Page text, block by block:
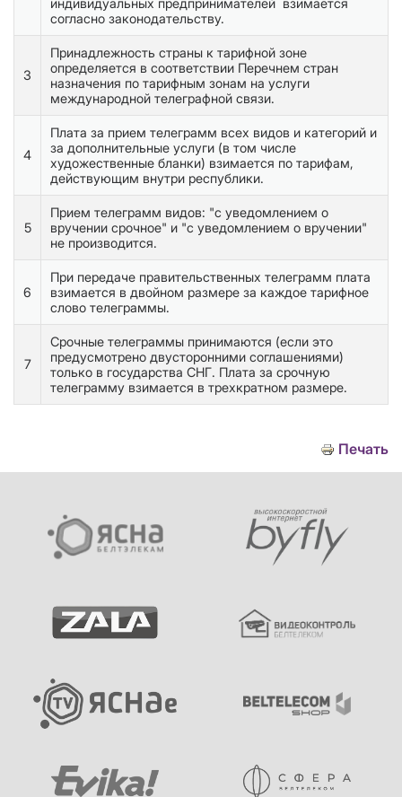
индивидуальных предпринимателей взимается
согласно законодательству.
3
Принадлежность страны к тарифной зоне
определяется в соответствии Перечнем стран
назначения по тарифным зонам на услуги
международной телеграфной связи.
4
Плата за прием телеграмм всех видов и категорий и
за дополнительные услуги (в том числе
художественные бланки) взимается по тарифам,
действующим внутри республики.
5
Прием телеграмм видов: "с уведомлением о
вручении срочное" и "с уведомлением о вручении"
не производится.
6
При передаче правительственных телеграмм плата
взимается в двойном размере за каждое тарифное
слово телеграммы.
7
Срочные телеграммы принимаются (если это
предусмотрено двусторонними соглашениями)
только в государства СНГ. Плата за срочную
телеграмму взимается в трехкратном размере.
Печать